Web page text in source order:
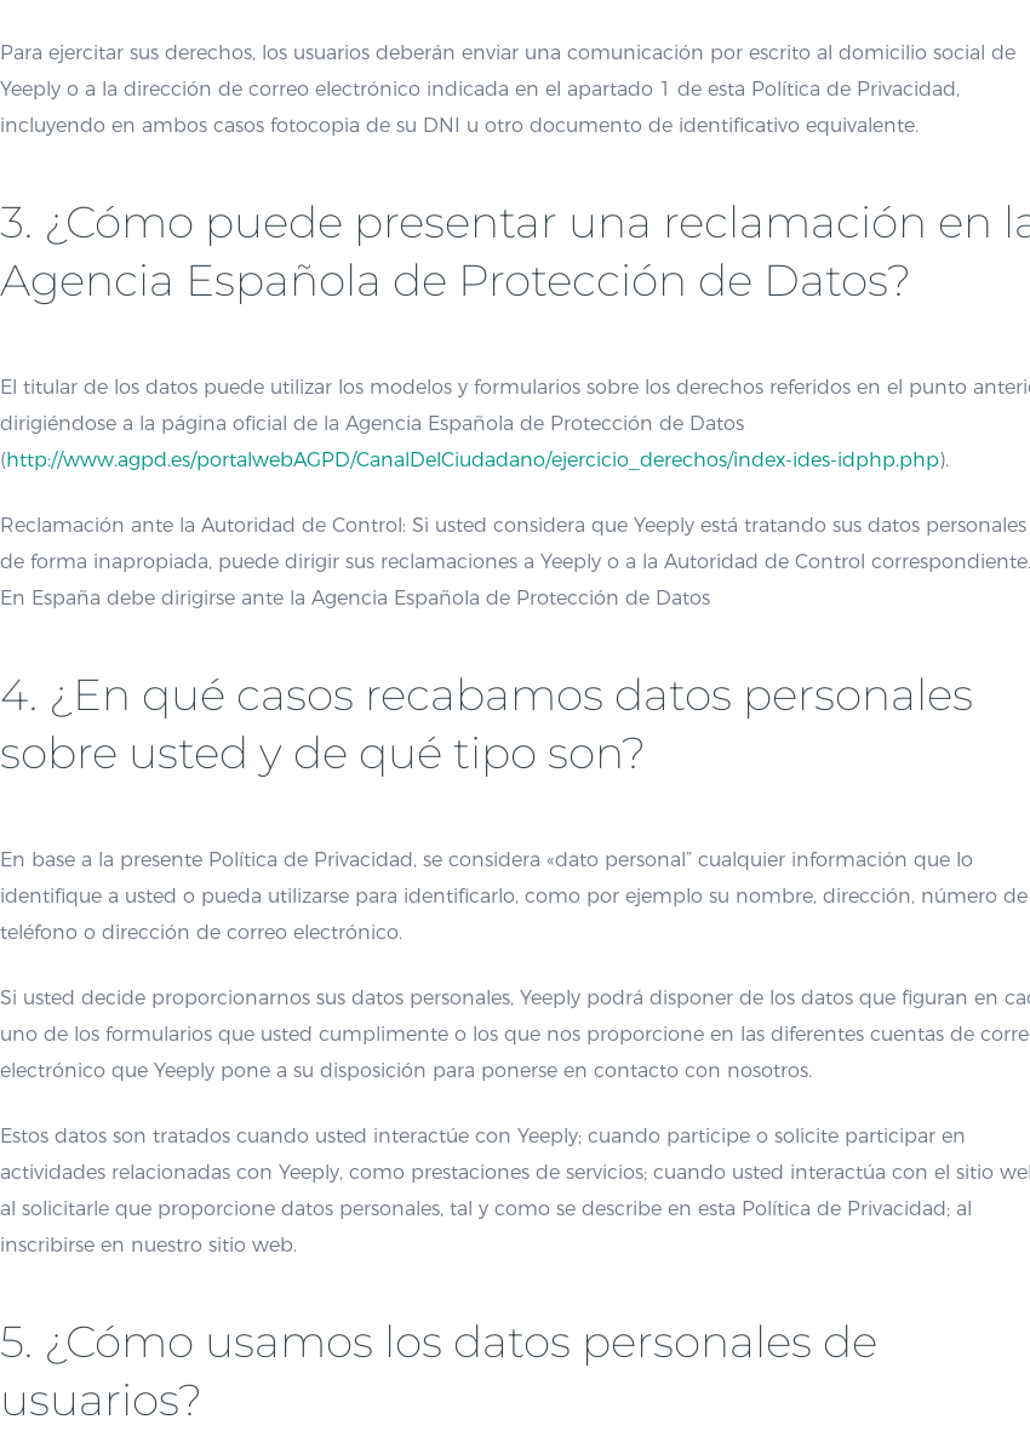
Para ejercitar sus derechos, los usuarios deberán enviar una comunicación por escrito al domicilio social de
Yeeply o a la dirección de correo electrónico indicada en el apartado 1 de esta Política de Privacidad,
incluyendo en ambos casos fotocopia de su DNI u otro documento de identificativo equivalente.
3. ¿Cómo puede presentar una reclamación en
Agencia Española de Protección de Datos?
El titular de los datos puede utilizar los modelos y formularios sobre los derechos referidos en el punto
dirigiéndose a la página oficial de la Agencia Española de Protección de Datos
(http://www.agpd.es/portalwebAGPD/CanalDelCiudadano/ejercicio_derechos/index-ides-idphp.php).
Reclamación ante la Autoridad de Control: Si usted considera que Yeeply está tratando sus datos personales
de forma inapropiada, puede dirigir sus reclamaciones a Yeeply o a la Autoridad de Control correspondiente.
En España debe dirigirse ante la Agencia Española de Protección de Datos
4. ¿En qué casos recabamos datos personales
sobre usted y de qué tipo son?
En base a la presente Política de Privacidad, se considera «dato personal” cualquier información que lo
identifique a usted o pueda utilizarse para identificarlo, como por ejemplo su nombre, dirección, número de
teléfono o dirección de correo electrónico.
Si usted decide proporcionarnos sus datos personales, Yeeply podrá disponer de los datos que figuran en
uno de los formularios que usted cumplimente o los que nos proporcione en las diferentes cuentas de
electrónico que Yeeply pone a su disposición para ponerse en contacto con nosotros.
Estos datos son tratados cuando usted interactúe con Yeeply; cuando participe o solicite participar en
actividades relacionadas con Yeeply, como prestaciones de servicios; cuando usted interactúa con el sitio
al solicitarle que proporcione datos personales, tal y como se describe en esta Política de Privacidad; al
inscribirse en nuestro sitio web.
5. ¿Cómo usamos los datos personales de
usuarios?